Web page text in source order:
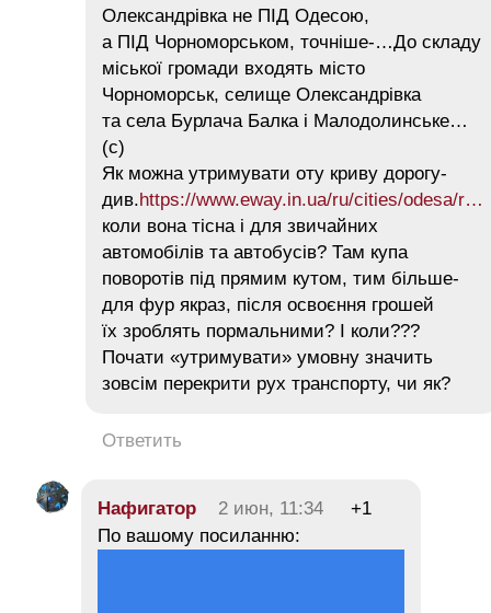
Олександрівка не ПІД Одесою,
а ПІД Чорноморськом, точніше-…До складу
міської громади входять місто
Чорноморськ, селище Олександрівка
та села Бурлача Балка і Малодолинське…
(с)
Як можна утримувати оту криву дорогу-
див.https://www.eway.in.ua/ru/cities/odesa/r…
коли вона тісна і для звичайних
автомобілів та автобусів? Там купа
поворотів під прямим кутом, тим більше-
для фур якраз, після освоєння грошей
їх зроблять пормальними? І коли???
Почати «утримувати» умовну значить
зовсім перекрити рух транспорту, чи як?
Ответить
Нафигатор 2 июн, 11:34
+1
По вашому посиланню: